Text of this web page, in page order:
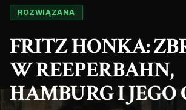
ROZWIĄZANA
FRITZ HONKA:
W REEPERBAHN,
HAMBURG I JEGO